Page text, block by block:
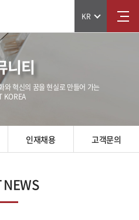
KR
니티
와 혁신의 꿈을 현실로 만들어 가는
KOREA
인재채용 고객문의